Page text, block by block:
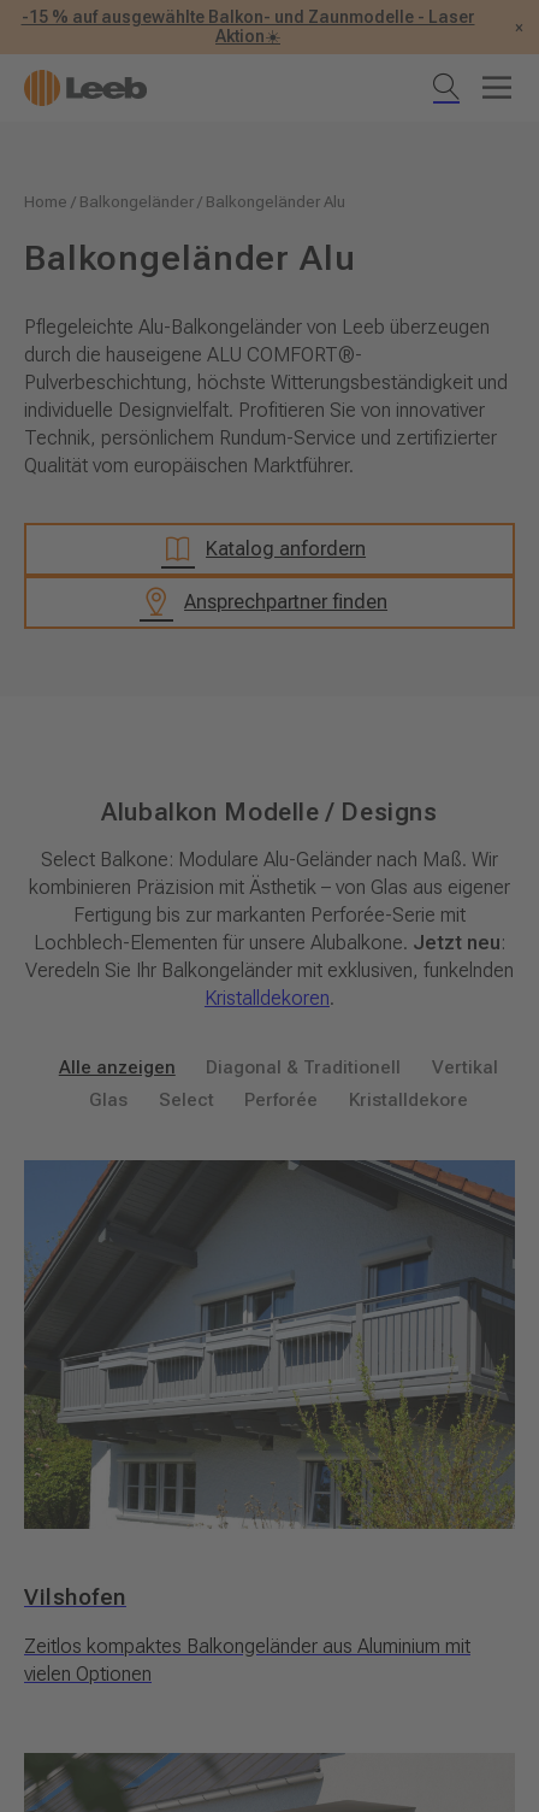
-15 % auf ausgewählte Balkon- und Zaunmodelle - Laser
Aktion☀️
×
Home / Balkongeländer/ Balkongeländer Alu
Balkongeländer Alu
Pflegeleichte Alu-Balkongeländer von Leeb überzeugen
durch die hauseigene ALU COMFORT®-
Pulverbeschichtung, höchste Witterungsbeständigkeit und
individuelle Designvielfalt. Profitieren Sie von innovativer
Technik, persönlichem Rundum-Service und zertifizierter
Qualität vom europäischen Marktführer.
Katalog anfordern
Ansprechpartner finden
Alubalkon Modelle / Designs
Select Balkone: Modulare Alu-Geländer nach Maß. Wir
kombinieren Präzision mit Ästhetik – von Glas aus eigener
Fertigung bis zur markanten Perforée-Serie mit
Lochblech-Elementen für unsere Alubalkone. Jetzt neu:
Veredeln Sie Ihr Balkongeländer mit exklusiven, funkelnden
Kristalldekoren.
Alle anzeigen Diagonal & Traditionell
Vertikal
Glas
Select Perforée Kristalldekore
Vilshofen
Zeitlos kompaktes Balkongeländer aus Aluminium mit
vielen Optionen